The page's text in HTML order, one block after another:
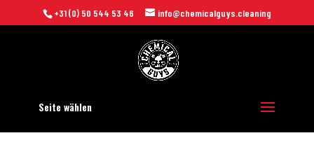
+31 (0) 50 544 53 46 info@chemicalguys.cleaning
Seite wählen